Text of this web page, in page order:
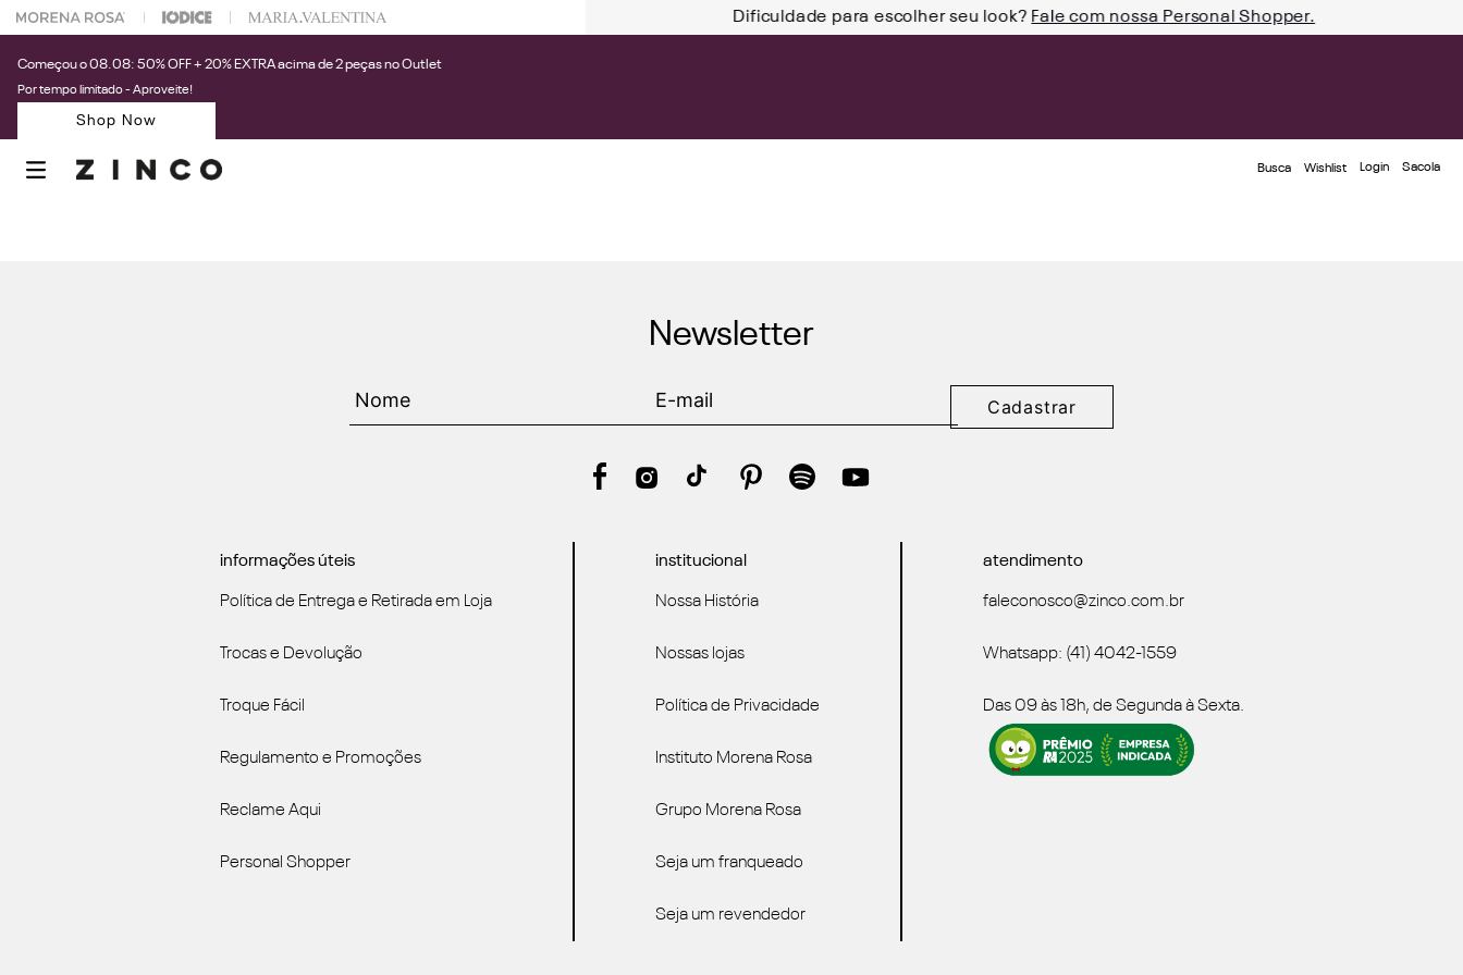
na sua 1° compra usando o cupom: PRIMEIRAZIN Dificuldade para escolher seu look? Fale com nossa Personal Shopper.
Começou o 08.08: 50% OFF + 20% EXTRA acima de 2 peças no Outlet
Por tempo limitado - Aproveite!
Shop Now
Busca Wishlist Login
Newsletter
Cadastrar
informações úteis
Política de Entrega e Retirada em Loja
Trocas e Devolução
Troque Fácil
Regulamento e Promoções
Reclame Aqui
Personal Shopper
institucional
Nossa História
Nossas lojas
Política de Privacidade
Instituto Morena Rosa
Grupo Morena Rosa
Seja um franqueado
Seja um revendedor
atendimento
faleconosco@zinco.com.br
Whatsapp: (41) 4042-1559
Das 09 às 18h, de Segunda à Sexta.